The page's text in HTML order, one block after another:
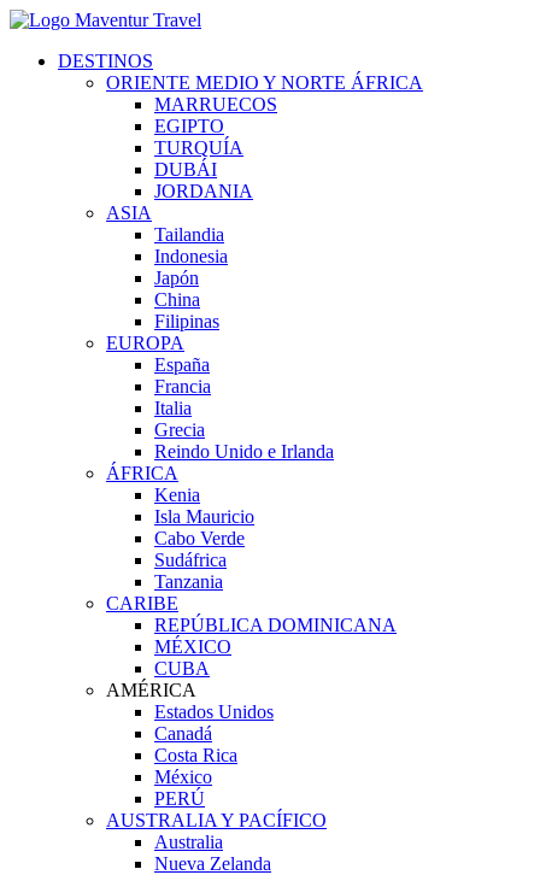
DESTINOS
ORIENTE MEDIO Y NORTE ÁFRICA
MARRUECOS
EGIPTO
TURQUÍA
DUBÁI
JORDANIA
ASIA
Tailandia
Indonesia
Japón
China
Filipinas
EUROPA
España
Francia
Italia
Grecia
Reindo Unido e Irlanda
ÁFRICA
Kenia
Isla Mauricio
Cabo Verde
Sudáfrica
Tanzania
CARIBE
REPÚBLICA DOMINICANA
MÉXICO
CUBA
AMÉRICA
Estados Unidos
Canadá
Costa Rica
México
PERÚ
AUSTRALIA Y PACÍFICO
Australia
Nueva Zelanda